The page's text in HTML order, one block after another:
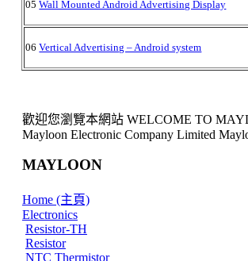
05Wall Mounted Android Advertising Display
06Vertical Advertising – Android system
歡迎您瀏覽本網站 WELCOME TO
Mayloon Electronic Company Limited
MAYLOON
Home (主頁)
Electronics
Resistor-TH
Resistor
NTC Thermistor